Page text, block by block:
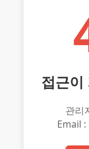
접근이
관리
Email